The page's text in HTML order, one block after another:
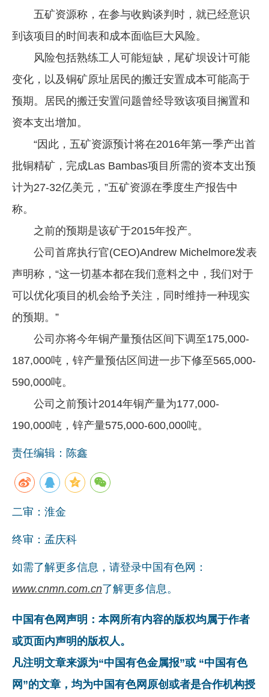
五矿资源称，在参与收购谈判时，就已经意识
到该项目的时间表和成本面临巨大风险。
风险包括熟练工人可能短缺，尾矿坝设计可能
变化，以及铜矿原址居民的搬迁安置成本可能高于
预期。居民的搬迁安置问题曾经导致该项目搁置和
资本支出增加。
“因此，五矿资源预计将在2016年第一季产出首
批铜精矿，完成Las Bambas项目所需的资本支出预
计为27-32亿美元，”五矿资源在季度生产报告中
称。
之前的预期是该矿于2015年投产。
公司首席执行官(CEO)Andrew Michelmore发表
声明称，“这一切基本都在我们意料之中，我们对于
可以优化项目的机会给予关注，同时维持一种现实
的预期。”
公司亦将今年铜产量预估区间下调至175,000-
187,000吨，锌产量预估区间进一步下修至565,000-
590,000吨。
公司之前预计2014年铜产量为177,000-
190,000吨，锌产量575,000-600,000吨。
责任编辑：陈鑫
二审：淮金
终审：孟庆科
如需了解更多信息，请登录中国有色网：
www.cnmn.com.cn了解更多信息。
中国有色网声明：本网所有内容的版权均属于作者
或页面内声明的版权人。
凡注明文章来源为“中国有色金属报”或 “中国有色
网”的文章，均为中国有色网原创或者是合作机构授